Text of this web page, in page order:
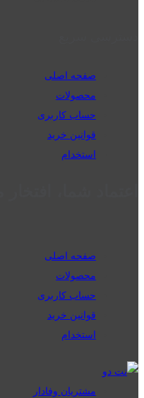
صفحه اصلی
محصولات
حساب کاربری
قوانین خرید
استخدام
صفحه اصلی
محصولات
حساب کاربری
قوانین خرید
استخدام
مشتریان وفادار